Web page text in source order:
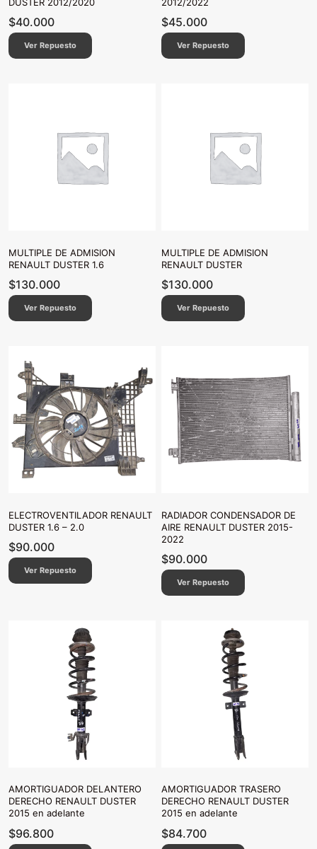
$40.000
Ver Repuesto
$45.000
Ver Repuesto
MULTIPLE DE ADMISION
RENAULT DUSTER 1.6
$130.000
Ver Repuesto
MULTIPLE DE ADMISION
RENAULT DUSTER
$130.000
Ver Repuesto
ELECTROVENTILADOR RENAULT
DUSTER 1.6 – 2.0
$90.000
Ver Repuesto
RADIADOR CONDENSADOR DE
AIRE RENAULT DUSTER 2015-
2022
$90.000
Ver Repuesto
AMORTIGUADOR DELANTERO
DERECHO RENAULT DUSTER
2015 en adelante
$96.800
AMORTIGUADOR TRASERO
DERECHO RENAULT DUSTER
2015 en adelante
$84.700